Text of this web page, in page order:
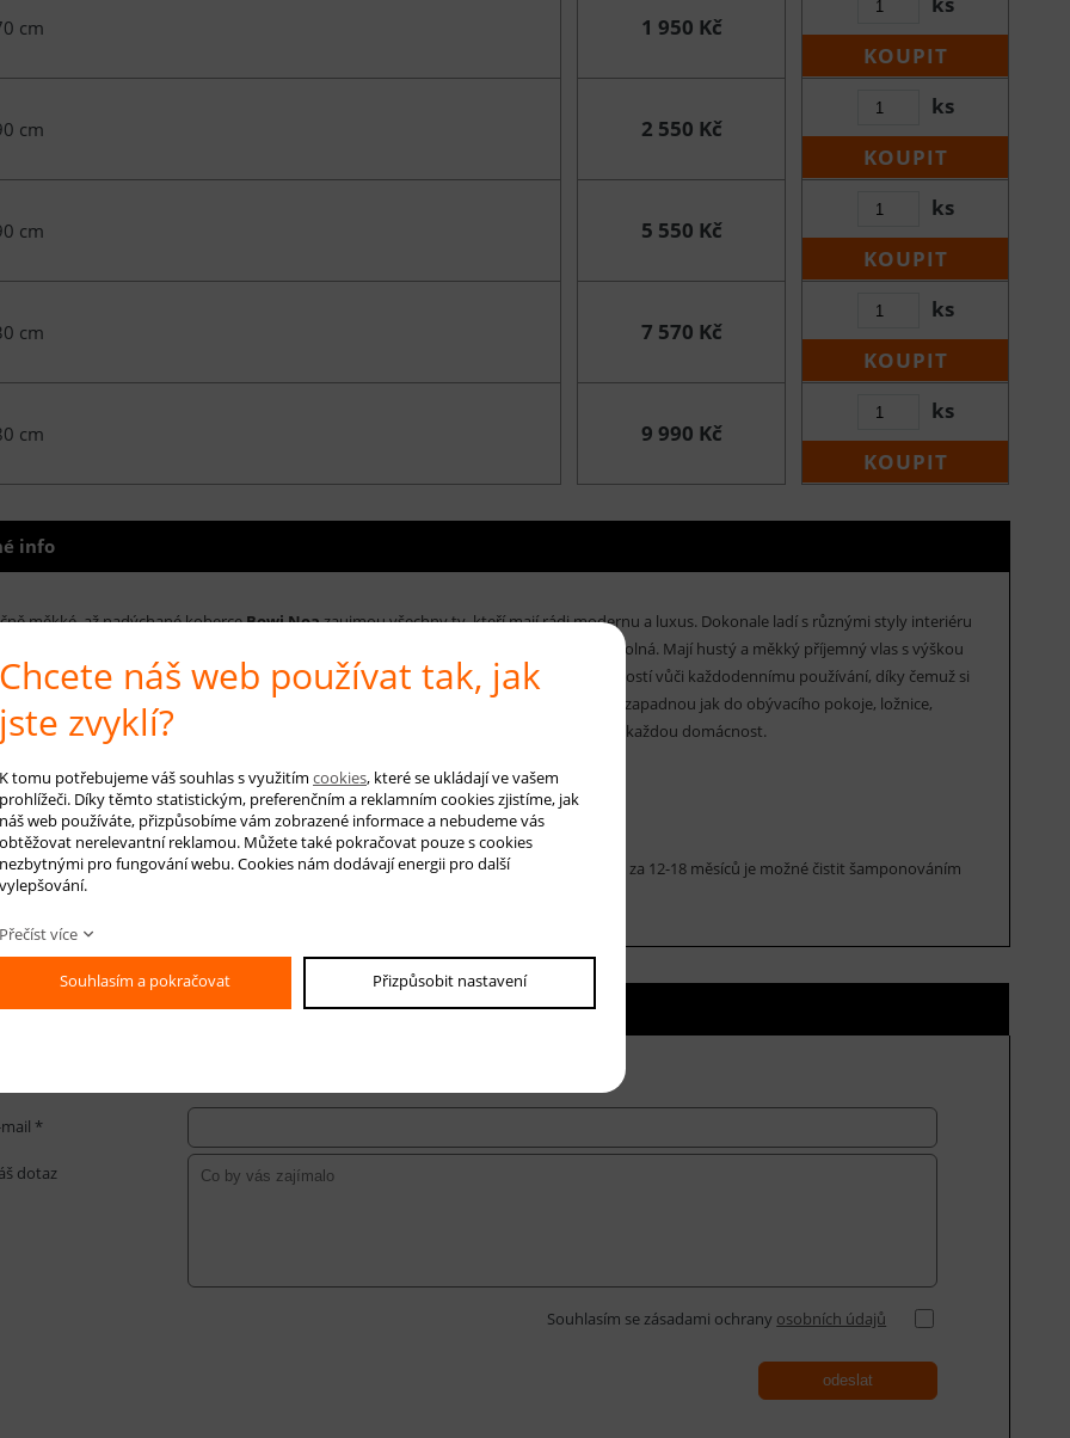
cm 1 950 Kč
KOUPIT
cm 2 550 Kč
ks
KOUPIT
cm 5 550 Kč
ks
KOUPIT
cm 7 570 Kč
ks
KOUPIT
cm 9 990 Kč
ks
KOUPIT
info
měkké, až nadýchané koberceBowi Noazaujmou všechny ty, kteří mají rádi modernu a luxus. Dokonale ladí s různými styly interiéru
po klasický. Jsou vyrobeny z polyesterové příze, jejich vlákna jsou elastická a odolná. Mají hustý a měkký příjemný vlas s výškou
a hmotností 2200 g/m2. Koberce Bowi Noa se vyznačují především velmi vysokou odolností vůči každodennímu používání, díky čemuž si
dlouho svůj pěkný vzhled. Vyrábí se v příjemných elegantních barvách a proto pěkně zapadnou jak do obývacího pokoje, ložnice,
pokoje a třeba i pracovny. Jejich snadné čištění z nich navíc dělá praktickou volbu pro každou domácnost.
béžová, smetanová, hnědá, šedá
ÚDRŽBA:
vysávání nečistot z koberce, aby se zabránilo jejich zašlapání do koberce. Cca jednou za 12-18 měsíců je možné čistit šamponováním
čištěním.
produkt Hlídání ceny
mail *
dotaz
Souhlasím se zásadami ochrany osobních údajů
odeslat
Chcete náš web používat tak, jak
jste zvyklí?
K tomu potřebujeme váš souhlas s využitím cookies, které se ukládají ve vašem
prohlížeči. Díky těmto statistickým, preferenčním a reklamním cookies zjistíme, jak
náš web používáte, přizpůsobíme vám zobrazené informace a nebudeme vás
obtěžovat nerelevantní reklamou. Můžete také pokračovat pouze s cookies
nezbytnými pro fungování webu. Cookies nám dodávají energii pro další
vylepšování.
Přečíst více
Souhlasím a pokračovat Přizpůsobit nastavení